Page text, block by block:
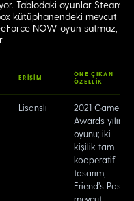
Tablodaki oyunlar Steam,
kütüphanendeki mevcut
NOW oyun satmaz,
ERIŞIM
ÖNE ÇIKAN
ÖZELLIK
Lisanslı
2021 Game
Awards yılın
oyunu; iki
kişilik tam
kooperatif
tasarım,
Friend's Pass